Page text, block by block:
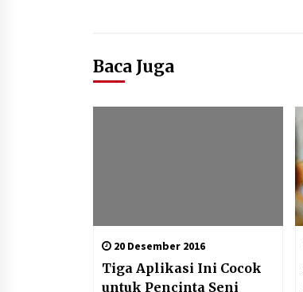
Baca Juga
20 Desember 2016
Tiga Aplikasi Ini Cocok
untuk Pencinta Seni